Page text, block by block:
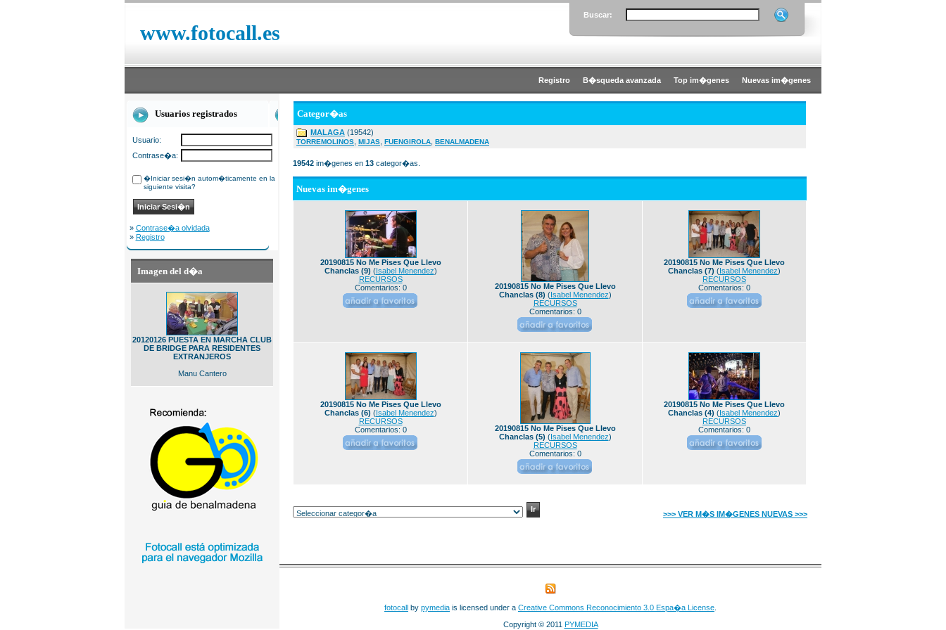
www.fotocall.es
Buscar:
Registro B�squeda avanzada Top im�genes Nuevas im�genes
Usuarios registrados
Usuario:
Contrase�a:
�Iniciar sesi�n autom�ticamente en la
siguiente visita?
» Contrase�a olvidada
» Registro
Imagen del d�a
20120126 PUESTA EN MARCHA CLUB
DE BRIDGE PARA RESIDENTES
EXTRANJEROS
Manu Cantero
Categor�as
MALAGA (19542)
TORREMOLINOS MIJAS FUENGIROLA BENALMADENA
19542 im�genes en 13 categor�as.
Nuevas im�genes
20190815 No Me Pises Que Llevo
Chanclas (9) (Isabel Menendez)
RECURSOS
Comentarios: 0
20190815 No Me Pises Que Llevo
Chanclas (8) (Isabel Menendez)
RECURSOS
Comentarios: 0
20190815 No Me Pises Que Llevo
Chanclas (7) (Isabel Menendez)
RECURSOS
Comentarios: 0
20190815 No Me Pises Que Llevo
Chanclas (6) (Isabel Menendez)
RECURSOS
Comentarios: 0
20190815 No Me Pises Que Llevo
Chanclas (5) (Isabel Menendez)
RECURSOS
Comentarios: 0
20190815 No Me Pises Que Llevo
Chanclas (4) (Isabel Menendez)
RECURSOS
Comentarios: 0
>>> VER M�S IM�GENES NUEVAS >>>
fotocall by pymedia is licensed under a Creative Commons Reconocimiento 3.0 Espa�a License
Copyright © 2011 PYMEDIA